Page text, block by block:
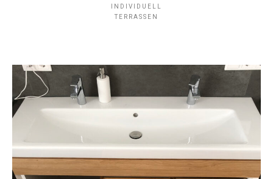
INDIVIDUELL
TERRASSEN